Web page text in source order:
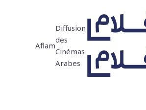
Aflam
Diffusion
des
Cinémas
Arabes